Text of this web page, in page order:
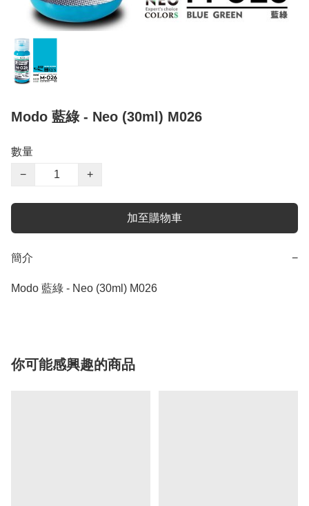
Modo 藍綠 - Neo (30ml) M026
數量
−
+
加至購物車
簡介 −
Modo 藍綠 - Neo (30ml) M026
你可能感興趣的商品